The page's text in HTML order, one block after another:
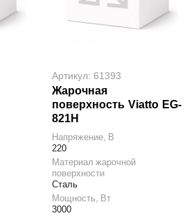
Артикул: 61393
Жарочная
поверхность Viatto EG-
821H
Напряжение, В
220
Материал жарочной
поверхности
Сталь
Мощность, Вт
3000